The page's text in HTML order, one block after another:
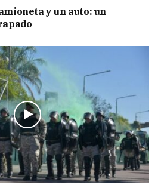
y un auto: un